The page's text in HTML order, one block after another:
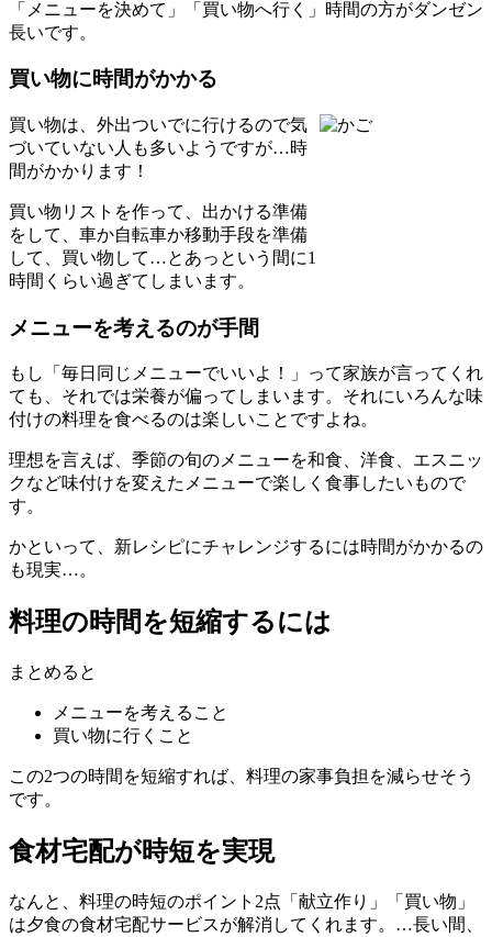
「メニューを決めて」「買い物へ行く」時間の方がダンゼン
長いです。
買い物に時間がかかる
買い物は、外出ついでに行けるので気
づいていない人も多いようですが…時
間がかかります！
買い物リストを作って、出かける準備
をして、車か自転車か移動手段を準備
して、買い物して…とあっという間に1
時間くらい過ぎてしまいます。
メニューを考えるのが手間
もし「毎日同じメニューでいいよ！」って家族が言ってくれ
ても、それでは栄養が偏ってしまいます。それにいろんな味
付けの料理を食べるのは楽しいことですよね。
理想を言えば、季節の旬のメニューを和食、洋食、エスニッ
クなど味付けを変えたメニューで楽しく食事したいもので
す。
かといって、新レシピにチャレンジするには時間がかかるの
も現実…。
料理の時間を短縮するには
まとめると
メニューを考えること
買い物に行くこと
この2つの時間を短縮すれば、料理の家事負担を減らせそう
です。
食材宅配が時短を実現
なんと、料理の時短のポイント2点「献立作り」「買い物」
は夕食の食材宅配サービスが解消してくれます。…長い間、